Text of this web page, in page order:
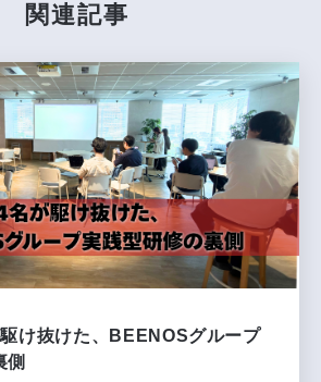
関連記事
け抜けた、BEENOSグループ
側